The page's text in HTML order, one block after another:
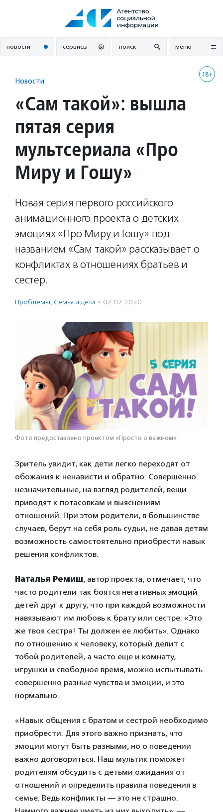
новости сервисы поиск меню
18+
Новости
«Сам такой»: вышла
пятая серия
мультсериала «Про
Миру и Гошу»
Новая серия первого российского
анимационного проекта о детских
эмоциях «Про Миру и Гошу» под
названием «Сам такой» рассказывает о
конфликтах в отношениях братьев и
сестер.
Проблемы, Семья и дети · 02.07.2020
Фото предоставлено проектом «Просто о важном»
Зритель увидит, как дети легко переходят от
обожания к ненависти и обратно. Совершенно
незначительные, на взгляд родителей, вещи
приводят к потасовкам и выяснениям
отношений. При этом родители, в большинстве
случаев, берут на себя роль судьи, не давая детям
возможность самостоятельно приобрести навык
решения конфликтов.
Наталья Ремиш, автор проекта, отмечает, что
часто родители так боятся негативных эмоций
детей друг к другу, что при каждой возможности
навязывают им любовь к брату или сестре: «Это
же твоя сестра! Ты должен ее любить». Однако
по отношению к человеку, который делит с
тобой родителей, а часто еще и комнату,
игрушки и свободное время, можно испытывать
совершенно разные чувства и эмоции, и это
нормально.
«Навык общения с братом и сестрой необходимо
приобрести. Для этого важно признать, что
эмоции могут быть разными, но о поведении
важно договориться. Наш мультик поможет
родителям обсудить с детьми ожидания от
отношений и определить правила поведения в
семье. Ведь конфликты — это не страшно.